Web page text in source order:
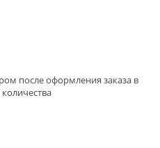
после оформления заказа в